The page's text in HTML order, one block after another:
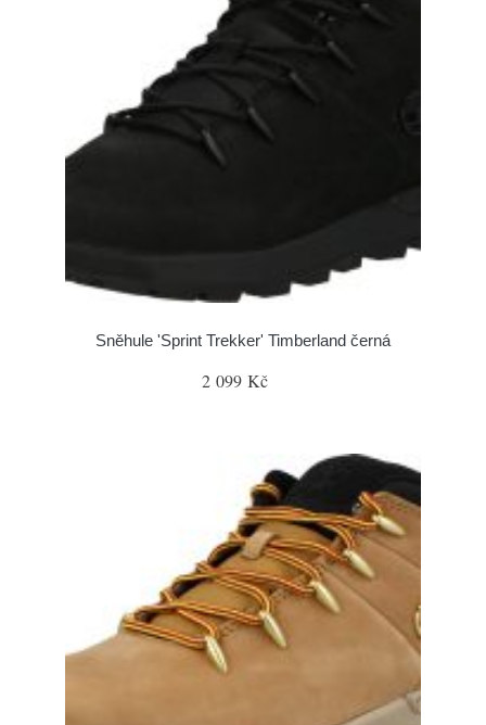
Sněhule 'Sprint Trekker' Timberland černá
2 099 Kč